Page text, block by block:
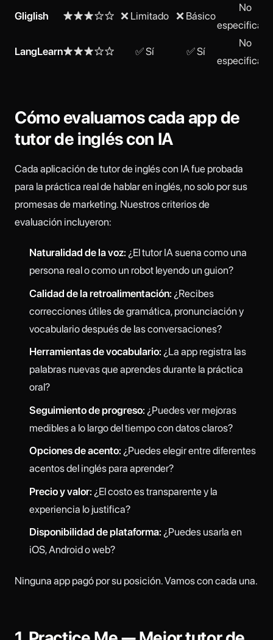
Gliglish ★★★☆☆ ❌ Limitado ❌ Básico
No
especificado
LangLearn★★★☆☆ ✅ Sí ✅ Sí
No
especificado
Cómo evaluamos cada app de
tutor de inglés con IA
Cada aplicación de tutor de inglés con IA fue probada
para la práctica real de hablar en inglés, no solo por sus
promesas de marketing. Nuestros criterios de
evaluación incluyeron:
Naturalidad de la voz: ¿El tutor IA suena como una
persona real o como un robot leyendo un guion?
Calidad de la retroalimentación: ¿Recibes
correcciones útiles de gramática, pronunciación y
vocabulario después de las conversaciones?
Herramientas de vocabulario: ¿La app registra las
palabras nuevas que aprendes durante la práctica
oral?
Seguimiento de progreso: ¿Puedes ver mejoras
medibles a lo largo del tiempo con datos claros?
Opciones de acento: ¿Puedes elegir entre diferentes
acentos del inglés para aprender?
Precio y valor: ¿El costo es transparente y la
experiencia lo justifica?
Disponibilidad de plataforma: ¿Puedes usarla en
iOS, Android o web?
Ninguna app pagó por su posición. Vamos con cada una.